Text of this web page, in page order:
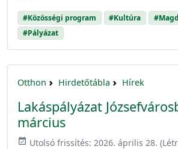
#Közösségi program #Kultúra
#Pályázat
Otthon Hirdetőtábla Hírek
Lakáspályázat
március
event_available Utolsó frissítés: 2026. április 28.